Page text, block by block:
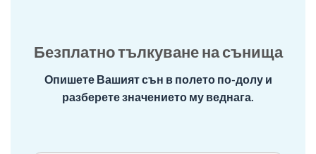
Безплатно тълкуване на сънища
Опишете Вашият сън в полето по-долу и
разберете значението му веднага.